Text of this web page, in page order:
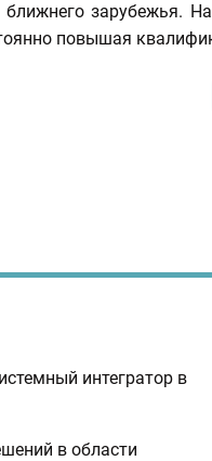
зарубежья.
повышая
интегратор в
в области